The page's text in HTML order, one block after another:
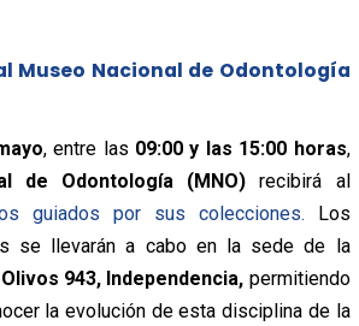
Museo Nacional de Odontología
, entre las 09:00 y las 15:00 horas,
de Odontología (MNO) recibirá al
guiados por sus colecciones. Los
se llevarán a cabo en la sede de la
Olivos 943, Independencia, permitiendo
la evolución de esta disciplina de la